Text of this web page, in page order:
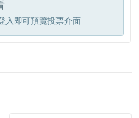
入即可預覽投票介面